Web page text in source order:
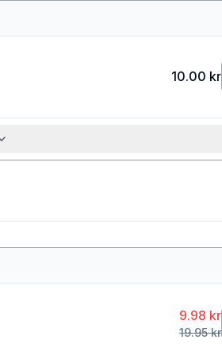
10.00 kr
9.98 kr
19.95kr